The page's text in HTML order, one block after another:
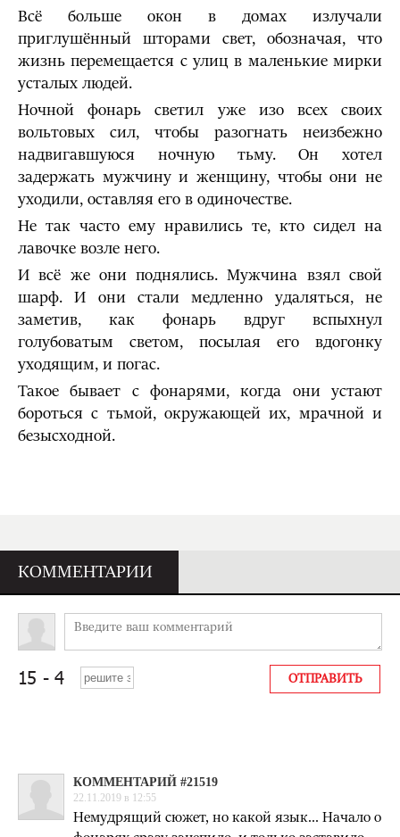
Всё больше окон в домах излучали
приглушённый шторами свет, обозначая, что
жизнь перемещается с улиц в маленькие мирки
усталых людей.
Ночной фонарь светил уже изо всех своих
вольтовых сил, чтобы разогнать неизбежно
надвигавшуюся ночную тьму. Он хотел
задержать мужчину и женщину, чтобы они не
уходили, оставляя его в одиночестве.
Не так часто ему нравились те, кто сидел на
лавочке возле него.
И всё же они поднялись. Мужчина взял свой
шарф. И они стали медленно удаляться, не
заметив, как фонарь вдруг вспыхнул
голубоватым светом, посылая его вдогонку
уходящим, и погас.
Такое бывает с фонарями, когда они устают
бороться с тьмой, окружающей их, мрачной и
безысходной.
КОММЕНТАРИИ
КОММЕНТАРИЙ #21519
22.11.2019 в 12:55
Немудрящий сюжет, но какой язык... Начало о